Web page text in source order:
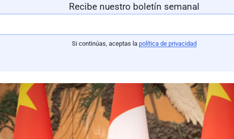
Recibe nuestro boletín semanal
Si continúas, aceptas la política de privacidad